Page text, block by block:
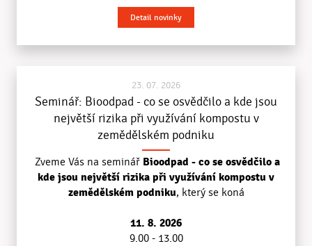
Detail novinky
23. 07. 2026
Seminář: Bioodpad - co se osvědčilo a kde jsou
největší rizika při využívání kompostu v
zemědělském podniku
Zveme Vás na seminář Bioodpad - co se osvědčilo a
kde jsou největší rizika při využívání kompostu v
zemědělském podniku, který se koná
11. 8. 2026
9.00 - 13.00